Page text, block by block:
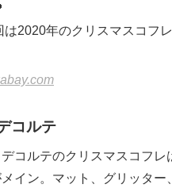
は2020年のクリスマスコフ
コルテ
デコルテのクリスマスコフ
イン。マット、グリッター